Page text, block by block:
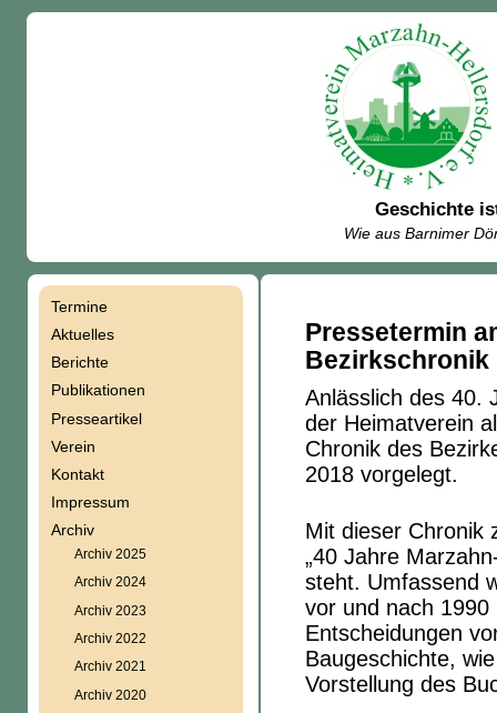
Geschichte
Wie aus Barnimer
Pressetermin
Bezirkschronik
Anlässlich des 40.
der Heimatverein
Chronik des
2018 vorgelegt.
Mit dieser Chronik
„40 Jahre
steht. Umfassend
vor und nach 1990
Entscheidungen
Baugeschichte,
Vorstellung des
Termine
Aktuelles
Berichte
Publikationen
Presseartikel
Verein
Kontakt
Impressum
Archiv
Archiv 2025
Archiv 2024
Archiv 2023
Archiv 2022
Archiv 2021
Archiv 2020